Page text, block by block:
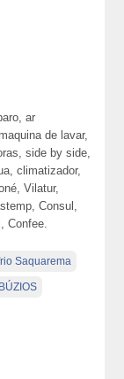
ar
de lavar,
side by side,
climatizador,
Vilatur,
Consul,
Confee.
Saquarema